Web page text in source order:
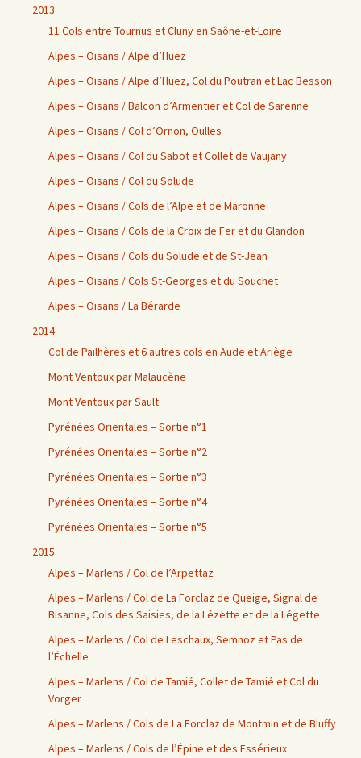
2013
11 Cols entre Tournus et Cluny en Saône-et-Loire
Alpes – Oisans / Alpe d’Huez
Alpes – Oisans / Alpe d’Huez, Col du Poutran et Lac Besson
Alpes – Oisans / Balcon d’Armentier et Col de Sarenne
Alpes – Oisans / Col d’Ornon, Oulles
Alpes – Oisans / Col du Sabot et Collet de Vaujany
Alpes – Oisans / Col du Solude
Alpes – Oisans / Cols de l’Alpe et de Maronne
Alpes – Oisans / Cols de la Croix de Fer et du Glandon
Alpes – Oisans / Cols du Solude et de St-Jean
Alpes – Oisans / Cols St-Georges et du Souchet
Alpes – Oisans / La Bérarde
2014
Col de Pailhères et 6 autres cols en Aude et Ariège
Mont Ventoux par Malaucène
Mont Ventoux par Sault
Pyrénées Orientales – Sortie n°1
Pyrénées Orientales – Sortie n°2
Pyrénées Orientales – Sortie n°3
Pyrénées Orientales – Sortie n°4
Pyrénées Orientales – Sortie n°5
2015
Alpes – Marlens / Col de l’Arpettaz
Alpes – Marlens / Col de La Forclaz de Queige, Signal de
Bisanne, Cols des Saisies, de la Lézette et de la Légette
Alpes – Marlens / Col de Leschaux, Semnoz et Pas de
l’Échelle
Alpes – Marlens / Col de Tamié, Collet de Tamié et Col du
Vorger
Alpes – Marlens / Cols de La Forclaz de Montmin et de Bluffy
Alpes – Marlens / Cols de l’Épine et des Essérieux